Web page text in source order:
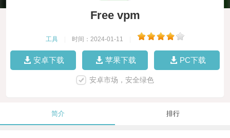
Free vpm
工具 时间：2024-01-11
安卓下载 苹果下载 PC下载
安卓市场，安全绿色
简介 排行